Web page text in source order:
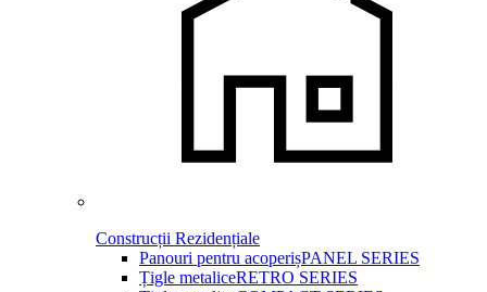
Construcții Rezidențiale
Panouri pentru acoperișPANEL SERIES
Țigle metaliceRETRO SERIES